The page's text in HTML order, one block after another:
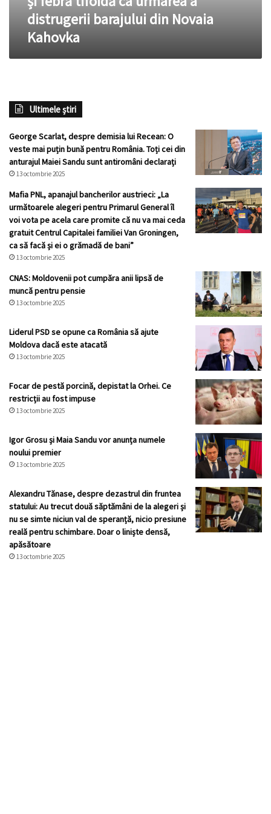
febră
tifoidă
a
din
Novaia
distrugerii barajului din Novaia
Kahovka
Ultimele știri
George Scarlat, despre demisia lui Recean: O
veste mai puțin bună pentru România. Toți cei din
anturajul Maiei Sandu sunt antiromâni declarați
13 octombrie 2025
Mafia PNL, apanajul bancherilor austrieci: „La
următoarele alegeri pentru Primarul General îl
voi vota pe acela care promite că nu va mai ceda
gratuit Centrul Capitalei familiei Van Groningen,
ca să facă și ei o grămadă de bani”
13 octombrie 2025
CNAS: Moldovenii pot cumpăra anii lipsă de
muncă pentru pensie
13 octombrie 2025
Liderul PSD se opune ca România să ajute
Moldova dacă este atacată
13 octombrie 2025
Focar de pestă porcină, depistat la Orhei. Ce
restricții au fost impuse
13 octombrie 2025
Igor Grosu și Maia Sandu vor anunța numele
noului premier
13 octombrie 2025
Alexandru Tănase, despre dezastrul din fruntea
statului: Au trecut două săptămâni de la alegeri și
nu se simte niciun val de speranță, nicio presiune
reală pentru schimbare. Doar o liniște densă,
apăsătoare
13 octombrie 2025